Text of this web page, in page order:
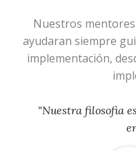
Nuestros
ayudaran siempre
implementación,
"Nuestra filosofia